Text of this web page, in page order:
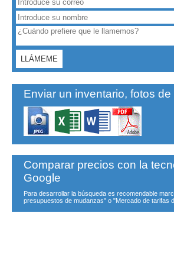
Enviar un inventario, fotos
Comparar precios con la
Google
Para desarrollar la búsqueda es recomendable
presupuestos de mudanzas" o "Mercado de tarifas